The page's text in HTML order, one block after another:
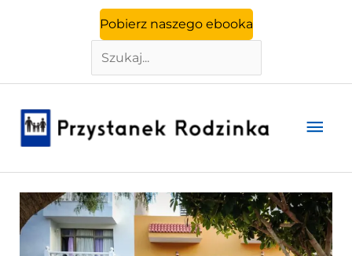
Pobierz naszego ebooka
Szukaj